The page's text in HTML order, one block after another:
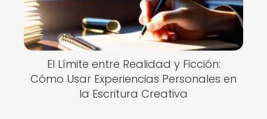
El Límite entre Realidad y Ficción:
Cómo Usar Experiencias Personales en
la Escritura Creativa